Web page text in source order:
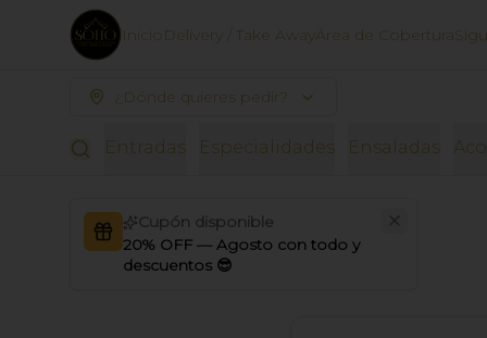
InicioDelivery / Take AwayÁrea de Cobertura
¿Dónde quieres pedir?
Entradas Especialidades Ensaladas
Cupón disponible
20% OFF — Agosto con todo y
descuentos 😎